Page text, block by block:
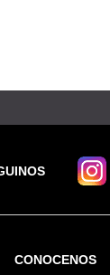
CONOCENOS